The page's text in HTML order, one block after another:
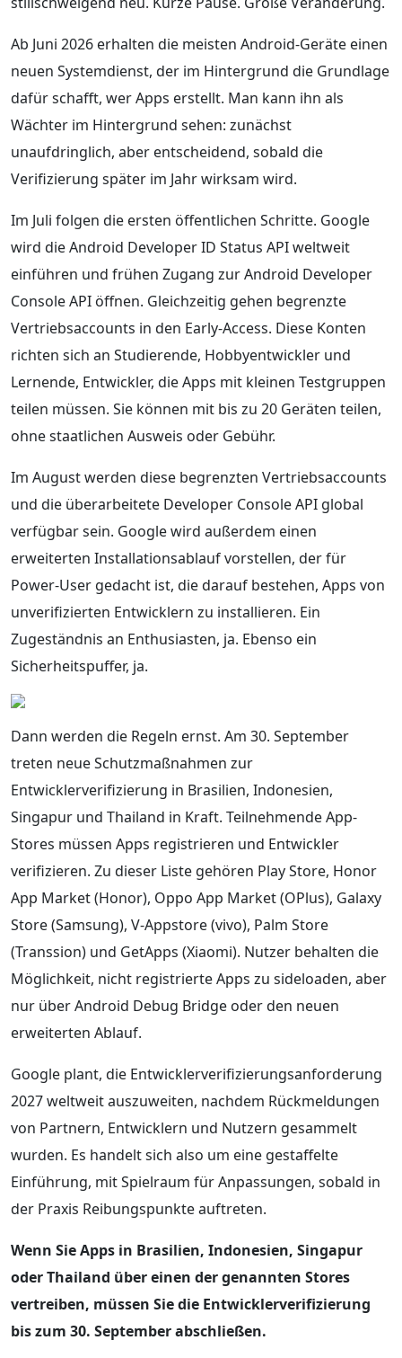
Ab Juni 2026 erhalten die meisten Android-Geräte einen
neuen Systemdienst, der im Hintergrund die Grundlage
dafür schafft, wer Apps erstellt. Man kann ihn als
Wächter im Hintergrund sehen: zunächst
unaufdringlich, aber entscheidend, sobald die
Verifizierung später im Jahr wirksam wird.
Im Juli folgen die ersten öffentlichen Schritte. Google
wird die Android Developer ID Status API weltweit
einführen und frühen Zugang zur Android Developer
Console API öffnen. Gleichzeitig gehen begrenzte
Vertriebsaccounts in den Early-Access. Diese Konten
richten sich an Studierende, Hobbyentwickler und
Lernende, Entwickler, die Apps mit kleinen Testgruppen
teilen müssen. Sie können mit bis zu 20 Geräten teilen,
ohne staatlichen Ausweis oder Gebühr.
Im August werden diese begrenzten Vertriebsaccounts
und die überarbeitete Developer Console API global
verfügbar sein. Google wird außerdem einen
erweiterten Installationsablauf vorstellen, der für
Power-User gedacht ist, die darauf bestehen, Apps von
unverifizierten Entwicklern zu installieren. Ein
Zugeständnis an Enthusiasten, ja. Ebenso ein
Sicherheitspuffer, ja.
Dann werden die Regeln ernst. Am 30. September
treten neue Schutzmaßnahmen zur
Entwicklerverifizierung in Brasilien, Indonesien,
Singapur und Thailand in Kraft. Teilnehmende App-
Stores müssen Apps registrieren und Entwickler
verifizieren. Zu dieser Liste gehören Play Store, Honor
App Market (Honor), Oppo App Market (OPlus), Galaxy
Store (Samsung), V-Appstore (vivo), Palm Store
(Transsion) und GetApps (Xiaomi). Nutzer behalten die
Möglichkeit, nicht registrierte Apps zu sideloaden, aber
nur über Android Debug Bridge oder den neuen
erweiterten Ablauf.
Google plant, die Entwicklerverifizierungsanforderung
2027 weltweit auszuweiten, nachdem Rückmeldungen
von Partnern, Entwicklern und Nutzern gesammelt
wurden. Es handelt sich also um eine gestaffelte
Einführung, mit Spielraum für Anpassungen, sobald in
der Praxis Reibungspunkte auftreten.
Wenn Sie Apps in Brasilien, Indonesien, Singapur
oder Thailand über einen der genannten Stores
vertreiben, müssen Sie die Entwicklerverifizierung
bis zum 30. September abschließen.